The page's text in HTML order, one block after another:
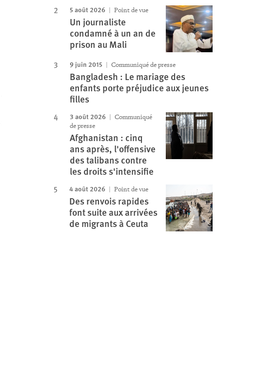
5 août 2026 Point de vue
Un journaliste
condamné à un an de
prison au Mali
9 juin 2015 Communiqué de presse
Bangladesh : Le mariage des
enfants porte préjudice aux jeunes
filles
3 août 2026
Communiqué
de presse
Afghanistan : cinq
ans après, l'offensive
des talibans contre
les droits s'intensifie
4 août 2026 Point de vue
Des renvois rapides
font suite aux arrivées
de migrants à Ceuta